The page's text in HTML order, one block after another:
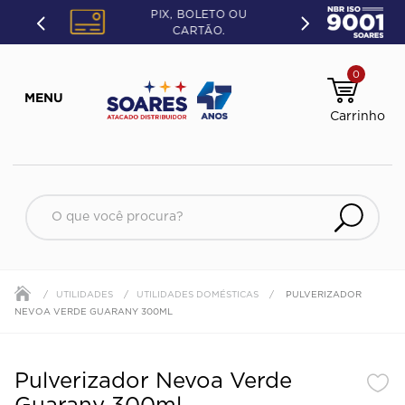
PIX, BOLETO OU
CARTÃO.
0
O que você procura?
UTILIDADES UTILIDADES DOMÉSTICAS
PULVERIZADOR
NEVOA VERDE GUARANY 300ML
Pulverizador Nevoa Verde